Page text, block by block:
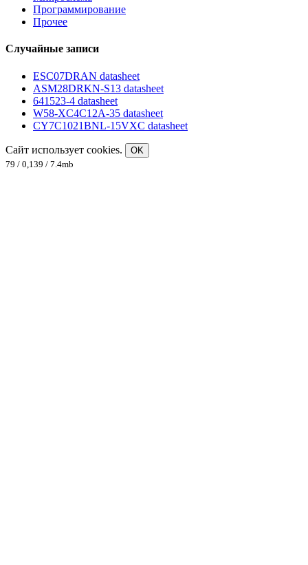
Программирование
Прочее
Случайные записи
ESC07DRAN datasheet
ASM28DRKN-S13 datasheet
641523-4 datasheet
W58-XC4C12A-35 datasheet
CY7C1021BNL-15VXC datasheet
Сайт использует cookies.
OK
79 / 0,139 / 7.4mb